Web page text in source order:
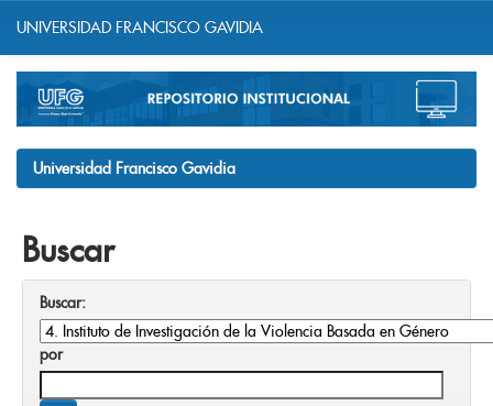
navigation
UNIVERSIDAD FRANCISCO GAVIDIA
Universidad Francisco Gavidia
Buscar
Buscar:
por